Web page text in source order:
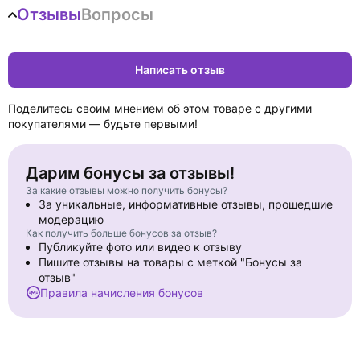
ОтзывыВопросы
Написать отзыв
Поделитесь своим мнением об этом товаре с другими
покупателями — будьте первыми!
Дарим бонусы за отзывы!
За какие отзывы можно получить бонусы?
За уникальные, информативные отзывы, прошедшие
модерацию
Как получить больше бонусов за отзыв?
Публикуйте фото или видео к отзыву
Пишите отзывы на товары с меткой "Бонусы за
отзыв"
Правила начисления бонусов